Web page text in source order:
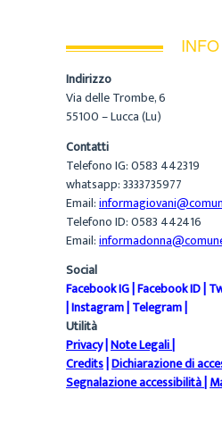
INFO
Indirizzo
Via delle Trombe, 6
55100 – Lucca (Lu)
Contatti
Telefono IG: 0583 442319
whatsapp: 3333735977
Email:
Telefono ID: 0583 442416
Email:
Social
Facebook IG|Facebook ID|
|Instagram|Telegram|
Utilità
Privacy|Note Legali|
Credits|Dichiarazione di
Segnalazione accessibilità|